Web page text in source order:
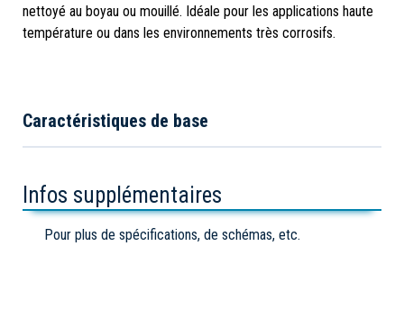
nettoyé au boyau ou mouillé. Idéale pour les applications haute
température ou dans les environnements très corrosifs.
Caractéristiques de base
Infos supplémentaires
Pour plus de spécifications, de schémas, etc.